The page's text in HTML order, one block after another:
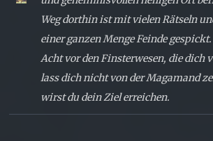
Weg dorthin ist mit vielen Rätseln
einer ganzen Menge Feinde
Acht vor den Finsterwesen, die dich
lass dich nicht von der Magamand
wirst du dein Ziel erreichen.